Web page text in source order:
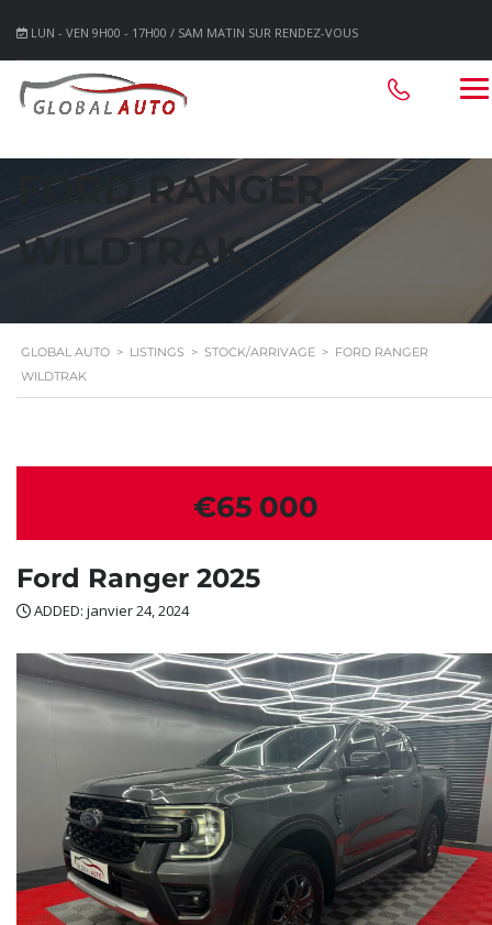
LUN - VEN 9H00 - 17H00 / SAM MATIN SUR RENDEZ-VOUS
FORD RANGER
WILDTRAK
GLOBAL AUTO > LISTINGS > STOCK/ARRIVAGE > FORD RANGER
WILDTRAK
€65 000
Ford Ranger 2025
ADDED: janvier 24, 2024